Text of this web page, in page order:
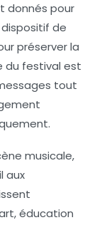
donnés pour
de
préserver la
du festival est
tout
musicale,
aux
,éducation